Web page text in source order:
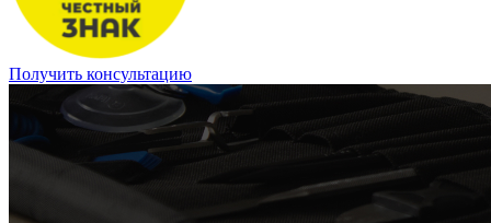
Получить консультацию